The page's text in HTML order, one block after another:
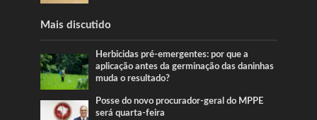
Mais discutido
Herbicidas pré-emergentes: por que a
aplicação antes da germinação das daninhas
muda o resultado?
Posse do novo procurador-geral do MPPE
será quarta-feira